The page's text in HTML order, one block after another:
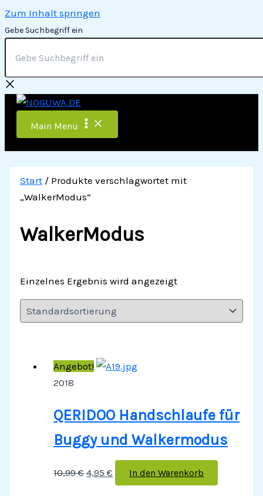
Zum Inhalt springen
Gebe Suchbegriff ein
Main Menu
Start / Produkte verschlagwortet mit
„WalkerModus“
WalkerModus
Einzelnes Ergebnis wird angezeigt
Angebot!
2018
QERIDOO Handschlaufe für
Buggy­ und Walkermodus
10,99€ 4,95€ In den Warenkorb